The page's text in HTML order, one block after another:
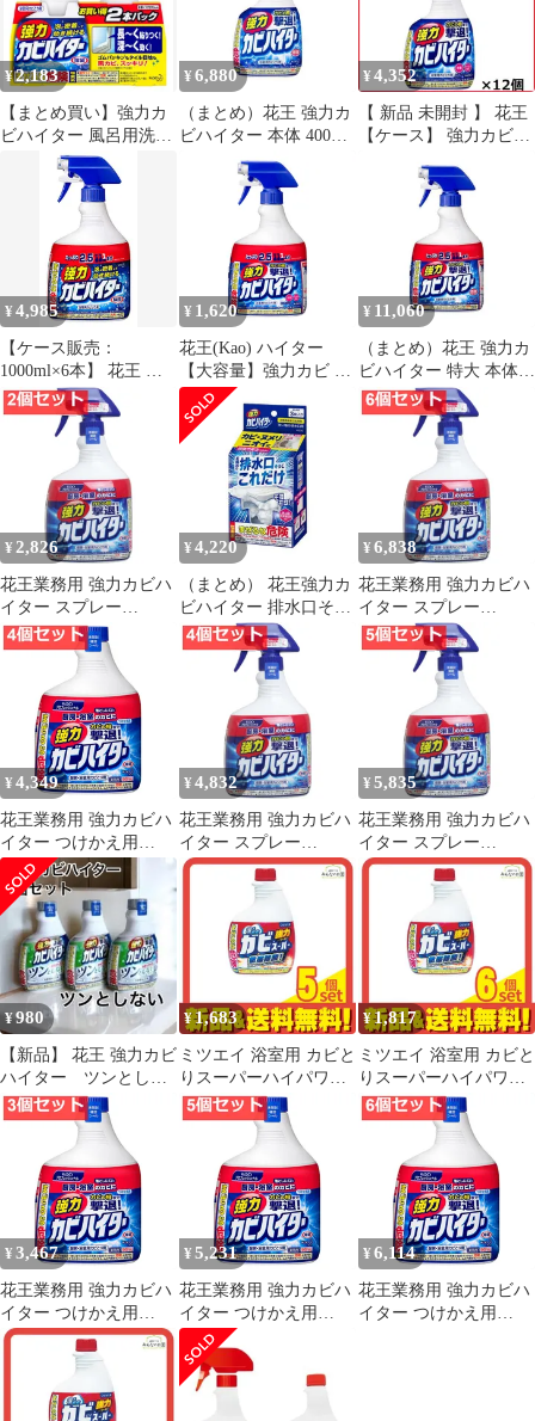
¥2,183
【まとめ買い】強力カ
ビハイター 風呂用洗剤
スプレー 本体+付け替
¥ 6,880
（まとめ）花王 強力カ
ビハイター 本体 400ml
1個〔×10セット〕
¥ 4,352
【 新品 未開封 】 花王
【ケース】 強力カビハ
ー 400ml×12個 カビハ
イター 未使用 送料無料
¥4,985
【ケース販売：
1000ml×6本】 花王 強
力 カビハイター 業務用
スプレー付き 1000ml
¥ 1,620
花王(Kao) ハイター
【大容量】強力カビ 風
呂用洗剤 スプレー 本体
100
¥ 11,060
（まとめ）花王 強力カ
ビハイター 特大 本体
1000ml 1個〔×10セッ
ト〕
¥ 2,826
花王業務用 強力カビハ
イター スプレー
1000mL 2個セット まと
め売り
¥ 4,220
（まとめ） 花王強力カ
ビハイター 排水口そう
じ これだけ 1箱（3袋）
〔×5セット〕
¥ 6,838
花王業務用 強力カビハ
イター スプレー
1000mL 6個セット まと
め売り
¥ 4,349
花王業務用 強力カビハ
イター つけかえ用
1000mL 4個セット まと
め売り
¥ 4,832
花王業務用 強力カビハ
イター スプレー
1000mL 4個セット まと
¥ 5,835
花王業務用 強力カビハ
イター スプレー
1000mL 5個セット まと
¥980
【新品】 花王 強力カビ
ハイター ツンとしな
い 3本セット 浴室用
カビとり剤
¥1,683
ミツエイ 浴室用 カビと
りスーパーハイパワー
つけかえ用 400mL 5個
セット まとめ売り
¥1,817
ミツエイ 浴室用 カビと
りスーパーハイパワー
つけかえ用 400mL 6個
セット まとめ売り
¥ 3,467
花王業務用 強力カビハ
イター つけかえ用
1000mL 3個セット まと
¥ 5,231
花王業務用 強力カビハ
イター つけかえ用
1000mL 5個セット まと
め売り
¥ 6,114
花王業務用 強力カビハ
イター つけかえ用